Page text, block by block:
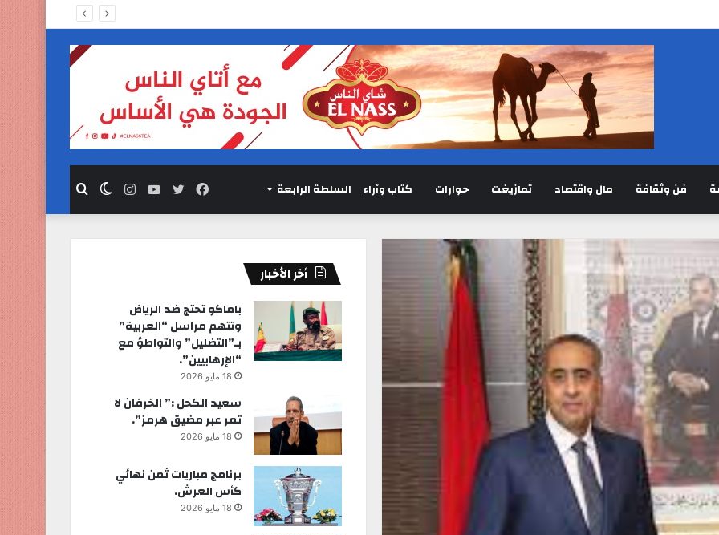
فن وثقافة مال واقتصاد تمازيغت حوارات كتاب وآراء السلطة الرابعة
عن
الوضع
المظلم
انستقرام يوتيوب تويتر
فيسبوك
أخر الأخبار
باماكو تحتج ضد الرياض
وتتهم مراسل “العربية”
بـ”التضليل” والتواطؤ مع
“الإرهابيين”.
18 مايو 2026
سعيد الكحل :” الخرفان لا
تمر عبر مضيق هرمز”.
18 مايو 2026
برنامج مباريات ثمن نهائي
كأس العرش.
18 مايو 2026